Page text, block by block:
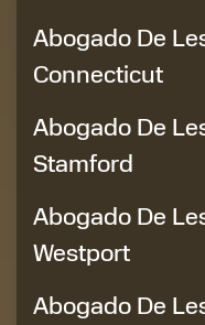
Abogado De
Connecticut
Abogado De
Stamford
Abogado De
Westport
Abogado De